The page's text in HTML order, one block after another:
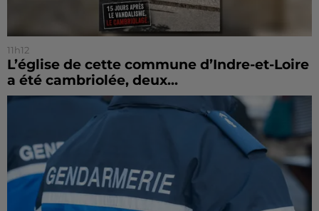
11h12
L’église de cette commune d’Indre-et-Loire
a été cambriolée, deux...